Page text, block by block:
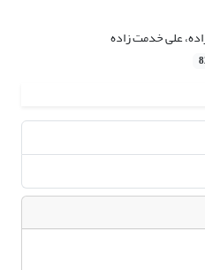
علی خدمت زاده